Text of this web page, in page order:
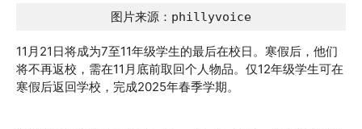
图片来源：phillyvoice
11月21日将成为7至11年级学生的最后在校日。寒假后，他们
将不再返校，需在11月底前取回个人物品。仅12年级学生可在
寒假后返回学校，完成2025年春季学期。